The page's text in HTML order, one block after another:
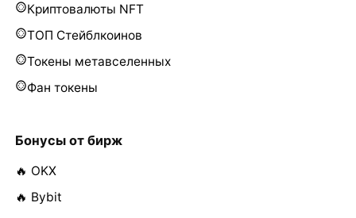
Криптовалюты NFT
ТОП Стейблкоинов
Токены метавселенных
Фан токены
Бонусы от бирж
🔥 OKX
🔥 Bybit